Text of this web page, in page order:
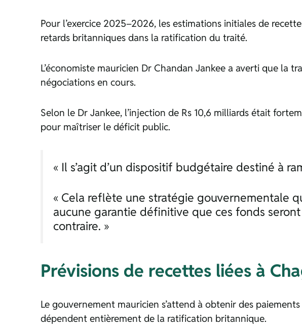
Pour l’exercice 2025–2026, les estimations initiales de
retards britanniques dans la ratification du traité.
L’économiste mauricien Dr Chandan Jankee a averti que la
négociations en cours.
Selon le Dr Jankee, l’injection de Rs 10,6 milliards était
pour maîtriser le déficit public.
« Il s’agit d’un dispositif budgétaire destiné à
« Cela reflète une stratégie gouvernementale
aucune garantie définitive que ces fonds
contraire. »
Prévisions de recettes liées à
Le gouvernement mauricien s’attend à obtenir des
dépendent entièrement de la ratification britannique.